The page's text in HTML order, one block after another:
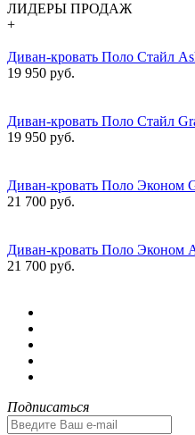
ЛИДЕРЫ ПРОДАЖ
+
Диван-кровать Поло Стайл
19 950 руб.
Диван-кровать Поло Стайл
19 950 руб.
Диван-кровать Поло Эконом
21 700 руб.
Диван-кровать Поло Эконом
21 700 руб.
Подписаться